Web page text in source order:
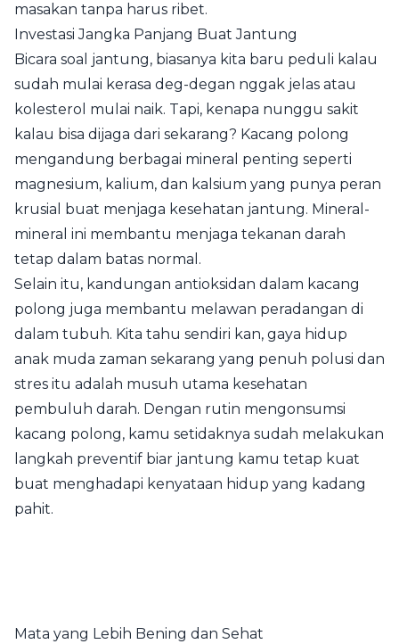
masakan tanpa harus ribet.
Investasi Jangka Panjang Buat Jantung
Bicara soal jantung, biasanya kita baru peduli kalau
sudah mulai kerasa deg-degan nggak jelas atau
kolesterol mulai naik. Tapi, kenapa nunggu sakit
kalau bisa dijaga dari sekarang? Kacang polong
mengandung berbagai mineral penting seperti
magnesium, kalium, dan kalsium yang punya peran
krusial buat menjaga kesehatan jantung. Mineral-
mineral ini membantu menjaga tekanan darah
tetap dalam batas normal.
Selain itu, kandungan antioksidan dalam kacang
polong juga membantu melawan peradangan di
dalam tubuh. Kita tahu sendiri kan, gaya hidup
anak muda zaman sekarang yang penuh polusi dan
stres itu adalah musuh utama kesehatan
pembuluh darah. Dengan rutin mengonsumsi
kacang polong, kamu setidaknya sudah melakukan
langkah preventif biar jantung kamu tetap kuat
buat menghadapi kenyataan hidup yang kadang
pahit.
Mata yang Lebih Bening dan Sehat